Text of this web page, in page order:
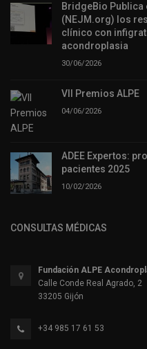
BridgeBio Publica
(NEJM.org) los
clínico con
acondroplasia
30/06/2026
VII Premios ALPE
04/06/2026
ADEE Expertos:
pacientes 2025
10/02/2026
CONSULTAS MÉDICAS
Fundación ALPE
Calle Conde Real Agrado, 2
33205 Gijón
+34 985 17 61 53